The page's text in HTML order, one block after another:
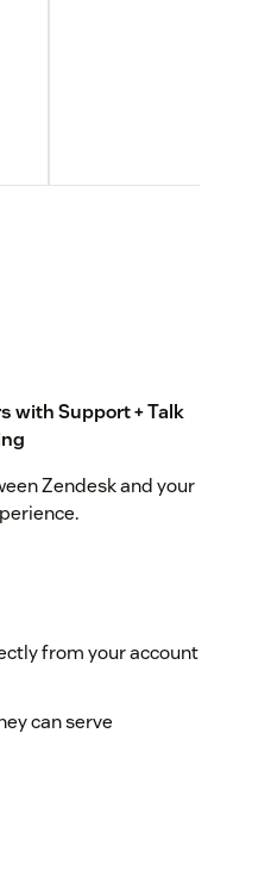
with Support + Talk
Zendesk and your
from your account
can serve